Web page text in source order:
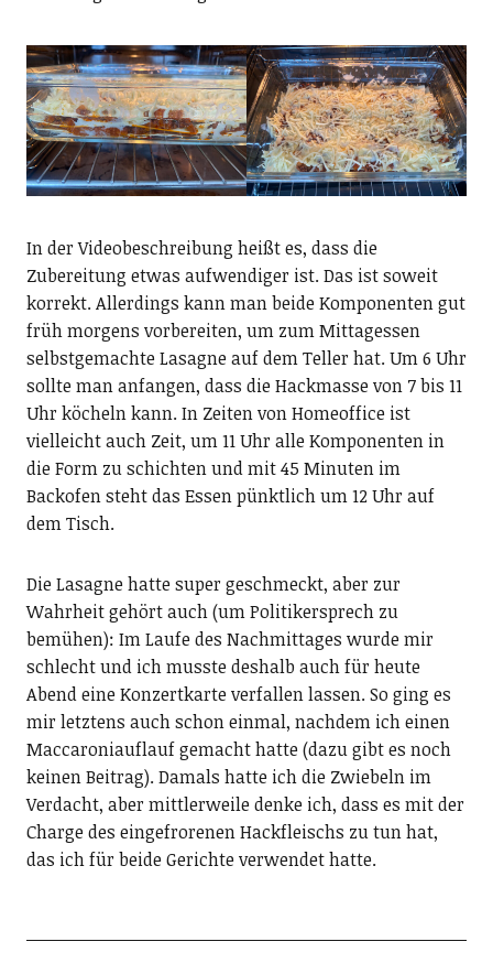
In der Videobeschreibung heißt es, dass die
Zubereitung etwas aufwendiger ist. Das ist soweit
korrekt. Allerdings kann man beide Komponenten gut
früh morgens vorbereiten, um zum Mittagessen
selbstgemachte Lasagne auf dem Teller hat. Um 6 Uhr
sollte man anfangen, dass die Hackmasse von 7 bis 11
Uhr köcheln kann. In Zeiten von Homeoffice ist
vielleicht auch Zeit, um 11 Uhr alle Komponenten in
die Form zu schichten und mit 45 Minuten im
Backofen steht das Essen pünktlich um 12 Uhr auf
dem Tisch.
Die Lasagne hatte super geschmeckt, aber zur
Wahrheit gehört auch (um Politikersprech zu
bemühen): Im Laufe des Nachmittages wurde mir
schlecht und ich musste deshalb auch für heute
Abend eine Konzertkarte verfallen lassen. So ging es
mir letztens auch schon einmal, nachdem ich einen
Maccaroniauflauf gemacht hatte (dazu gibt es noch
keinen Beitrag). Damals hatte ich die Zwiebeln im
Verdacht, aber mittlerweile denke ich, dass es mit der
Charge des eingefrorenen Hackfleischs zu tun hat,
das ich für beide Gerichte verwendet hatte.